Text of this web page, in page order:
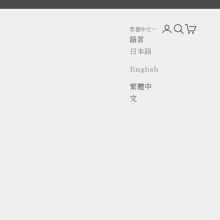
繁體中文
語言
日本語
English
繁體中
文
開啟帳戶頁面
開啟搜尋開啟購物